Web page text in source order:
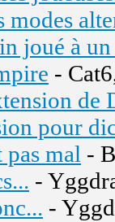
modes
joué à
-
de
pour
pas mal -
-
-